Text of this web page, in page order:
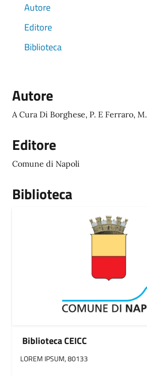
Autore
Editore
Biblioteca
Autore
A Cura Di Borghese, P. E Ferraro, M.
Editore
Comune di Napoli
Biblioteca
Biblioteca CEICC
LOREM IPSUM, 80133